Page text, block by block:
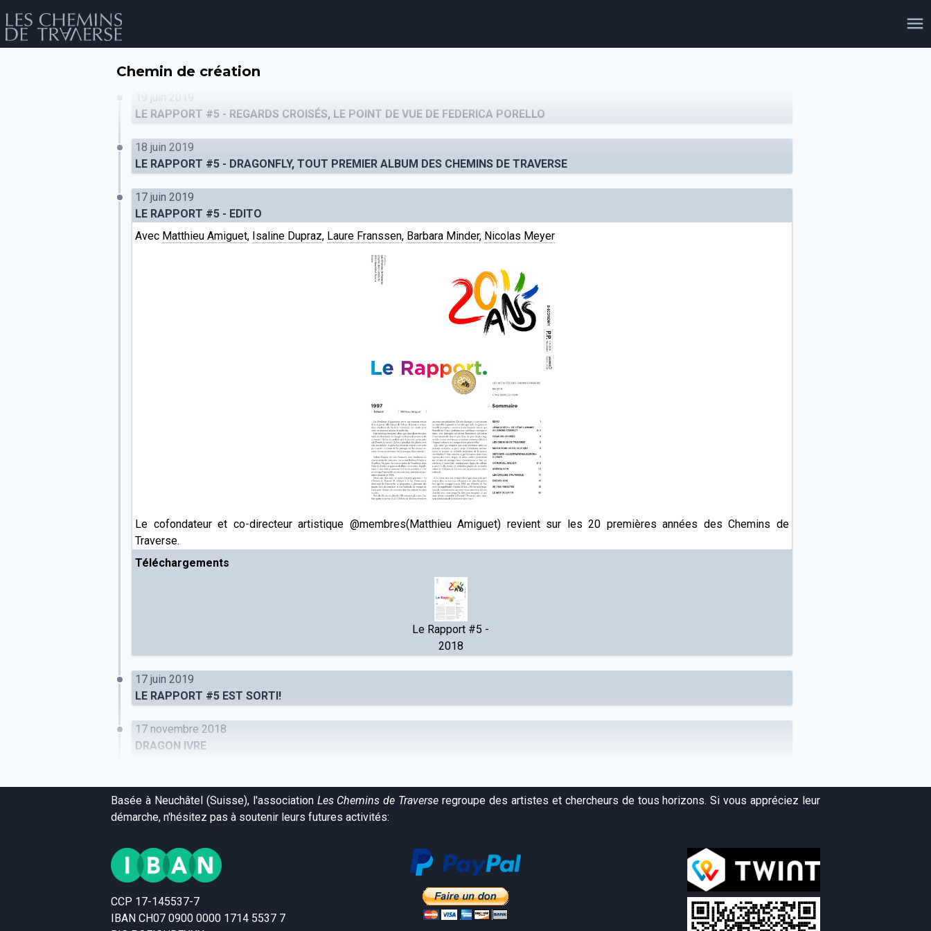
Chemin de création
19 juin 2019
LE RAPPORT #5 - REGARDS CROISÉS, LE POINT DE VUE DE FEDERICA PORELLO
18 juin 2019
LE RAPPORT #5 - DRAGONFLY, TOUT PREMIER ALBUM DES CHEMINS DE TRAVERSE
17 juin 2019
LE RAPPORT #5 - EDITO
Avec Matthieu Amiguet, Isaline Dupraz, Laure Franssen, Barbara Minder, Nicolas Meyer
Le cofondateur et co-directeur artistique @membres(Matthieu Amiguet) revient sur les 20 premières années des Chemins de
Traverse.
Téléchargements
Le Rapport #5 -
2018
17 juin 2019
LE RAPPORT #5 EST SORTI!
17 novembre 2018
DRAGON IVRE
Basée à Neuchâtel (Suisse), l'association Les Chemins de Traverse regroupe des artistes et chercheurs de tous horizons. Si vous appréciez leur
démarche, n'hésitez pas à soutenir leurs futures activités:
CCP 17-145537-7
IBAN CH07 0900 0000 1714 5537 7